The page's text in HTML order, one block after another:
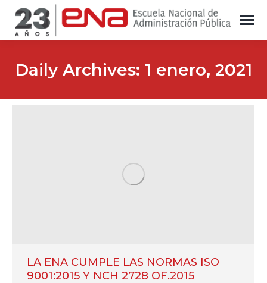
Daily Archives: 1 enero, 2021
LA ENA CUMPLE LAS NORMAS ISO
9001:2015 Y NCH 2728 OF.2015